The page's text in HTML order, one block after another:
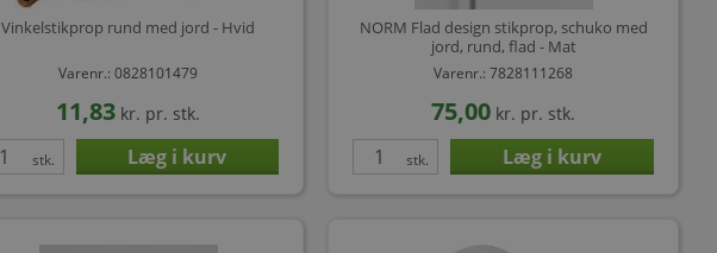
Vinkelstikprop rund med jord - Hvid
Varenr.: 0828101479
11,83 kr. pr. stk.
stk.
NORM Flad design stikprop, schuko med
jord, rund, flad - Mat
Varenr.: 7828111268
75,00 kr. pr. stk.
stk.